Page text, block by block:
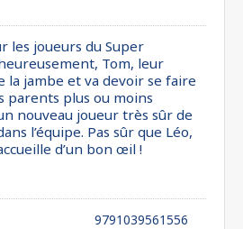
les joueurs du Super
Tom, leur
la jambe et va devoir se faire
parents plus ou moins
nouveau joueur très sûr de
l’équipe. Pas sûr que Léo,
d’un bon œil !
9791039561556